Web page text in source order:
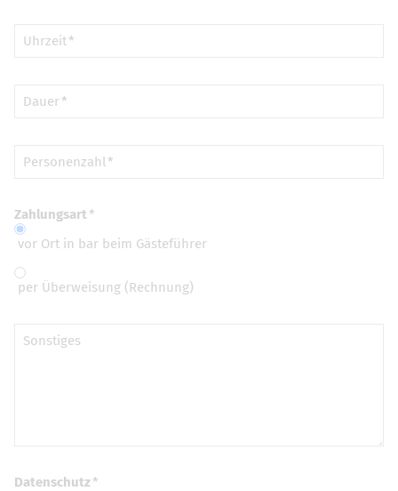
Uhrzeit
Dauer
Personenzahl
Zahlungsart
vor Ort in bar beim Gästeführer
per Überweisung (Rechnung)
Sonstiges
Datenschutz